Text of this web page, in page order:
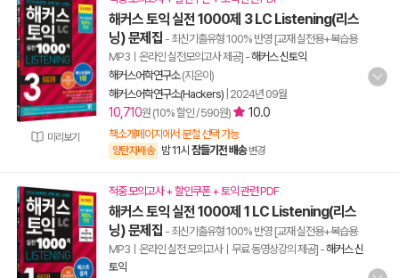
미리보기
해커스 토익 실전 1000제 3 LC Listening(리스
닝) 문제집 - 최신기출유형 100% 반영 [교재 실전용+복습용
MP3ㅣ온라인 실전모의고사 제공] -해커스 신토익
해커스어학연구소(지은이)
해커스어학연구소(Hackers) 2024년 09월
10,710원 (10% 할인 / 590원) 10.0
책소개페이지에서 분철 선택 가능
양탄자배송 밤 11시 잠들기전 배송 변경
적중 모의고사 + 할인쿠폰 + 토익 관련 PDF
해커스 토익 실전 1000제 1 LC Listening(리스
닝) 문제집 - 최신기출유형 100% 반영 [교재 실전용+복습용
MP3ㅣ온라인 실전 모의고사ㅣ무료 동영상강의 제공] -해커스 신
토익